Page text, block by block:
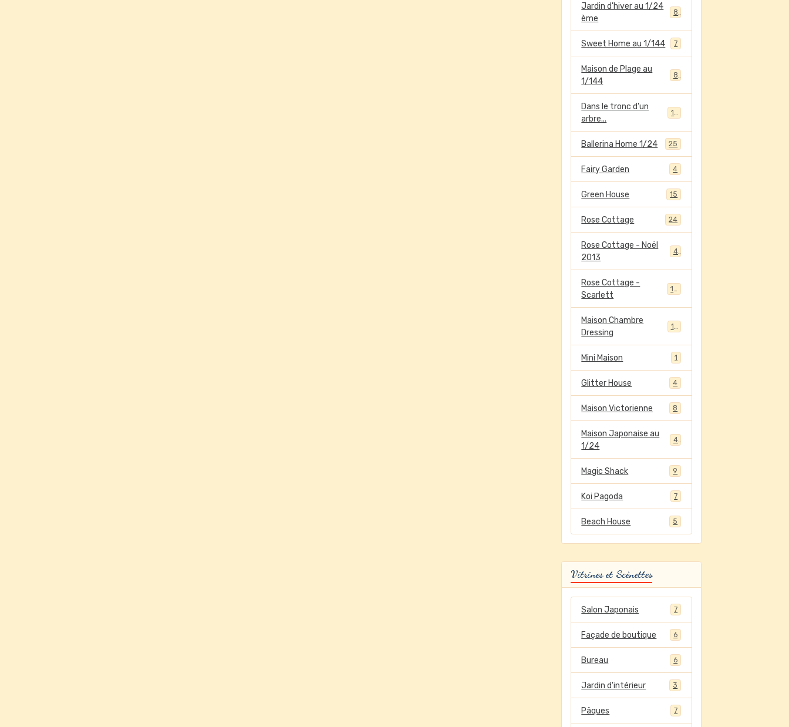
Jardin d'hiver au 1/24
ème
Sweet Home au 1/144 7
Maison de Plage au
1/144
Dans le tronc d'un
arbre...
Ballerina Home 1/24 25
Fairy Garden 4
Green House 15
Rose Cottage 24
Rose Cottage - Noël
2013
4
Rose Cottage -
Scarlett
Maison Chambre
Dressing
Mini Maison 1
Glitter House 4
Maison Victorienne 8
Maison Japonaise au
1/24
4
Magic Shack 9
Koi Pagoda 7
Beach House 5
Vitrines et Scènettes
Salon Japonais 7
Façade de boutique 6
Bureau 6
Jardin d'intérieur 3
Pâques 7